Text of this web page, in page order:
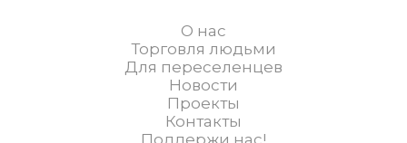
О нас
Торговля людьми
Для переселенцев
Новости
Проекты
Контакты
Поддержи нас!